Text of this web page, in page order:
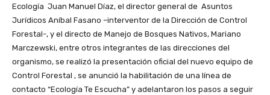
Ecología Juan Manuel Díaz, el director general de Asuntos
Jurídicos Aníbal Fasano –interventor de la Dirección de Control
Forestal-, y el directo de Manejo de Bosques Nativos, Mariano
Marczewski, entre otros integrantes de las direcciones del
organismo, se realizó la presentación oficial del nuevo equipo de
Control Forestal , se anunció la habilitación de una línea de
contacto “Ecología Te Escucha” y adelantaron los pasos a seguir